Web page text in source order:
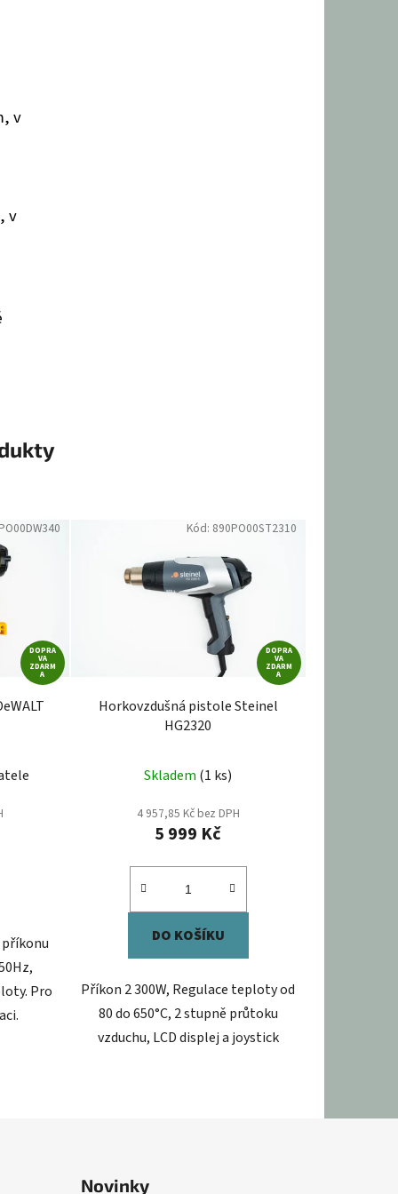
v
v
DOPRA
VA
ZDARM
A
Pro
DOPRA
VA
ZDARM
A
Horkovzdušná pistole Steinel
HG2320
Skladem (1 ks)
4 957,85 Kč bez DPH
5 999 Kč
DO KOŠÍKU
Příkon 2 300W, Regulace teploty od
80 do 650°C, 2 stupně průtoku
vzduchu, LCD displej a joystick
Kód: 890PO00ST2310
Novinky